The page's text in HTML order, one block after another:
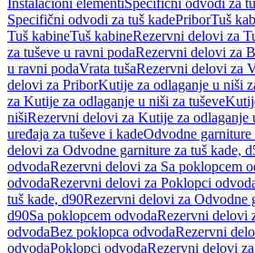
Instalacioni elementiSpecifični odvodi za
Specifični odvodi za tuš kadePriborTuš
Tuš kabineTuš kabineRezervni delovi za
za tuševe u ravni podaRezervni delovi za
u ravni podaVrata tušaRezervni delovi za
delovi za PriborKutije za odlaganje u niši
za Kutije za odlaganje u niši za tuševe
nišiRezervni delovi za Kutije za odlaganje
uređaja za tuševe i kadeOdvodne garniture
delovi za Odvodne garniture za tuš kade,
odvodaRezervni delovi za Sa poklopcem
odvodaRezervni delovi za Poklopci
tuš kade, d90Rezervni delovi za Odvodne
d90Sa poklopcem odvodaRezervni delovi
odvodaBez poklopca odvodaRezervni
odvodaPoklopci odvodaRezervni delovi